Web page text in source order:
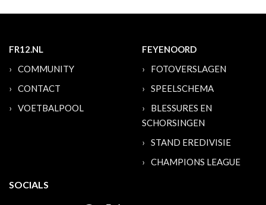
FR12.NL
COMMUNITY
CONTACT
VOETBALPOOL
FEYENOORD
FOTOVERSLAGEN
SPEELSCHEMA
BLESSURES EN
SCHORSINGEN
STAND EREDIVISIE
CHAMPIONS LEAGUE
SOCIALS